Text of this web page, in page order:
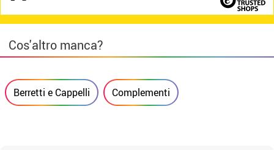
Cos'altro manca?
Berretti e Cappelli Complementi